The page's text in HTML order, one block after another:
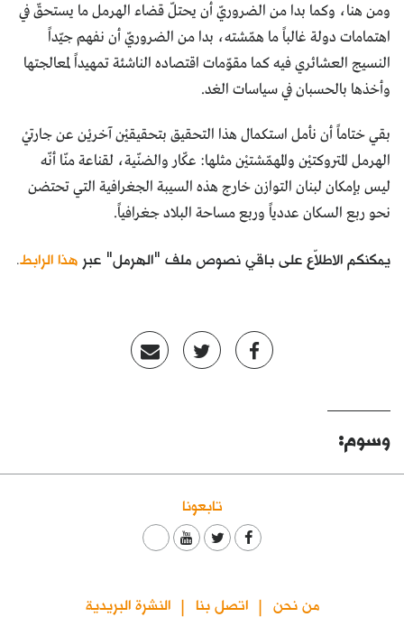
ومن هنا، وكما بدا من الضروريّ أن يحتلّ قضاء الهرمل ما يستحقّ في
اهتمامات دولة غالباً ما همّشته، بدا من الضروريّ أن نفهم جيّداً
النسيج العشائري فيه كما مقوّمات اقتصاده الناشئة تمهيداً لمعالجتها
وأخذها بالحسبان في سياسات الغد.
بقي ختاماً أن نأمل استكمال هذا التحقيق بتحقيقيْن آخريْن عن جارتيْ
الهرمل المتروكتيْن والمهمّشتيْن مثلها: عكّار والضنّية، لقناعة منّا أنّه
ليس بإمكان لبنان التوازن خارج هذه السيبة الجغرافية التي تحتضن
نحو ربع السكان عددياً وربع مساحة البلاد جغرافياً.
يمكنكم الاطلاّع على باقي نصوص ملف "الهرمل" عبر هذا الرابط.
وسوم:
تابعونا
من نحن اتصل بنا النشرة البريدية